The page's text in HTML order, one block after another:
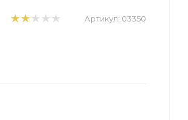
Артикул: 03350